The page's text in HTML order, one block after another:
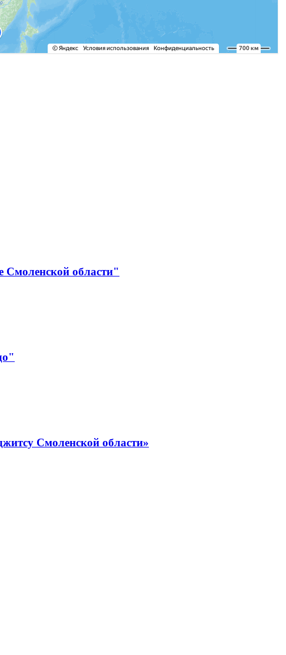
Смоленской области"
Смоленской области»